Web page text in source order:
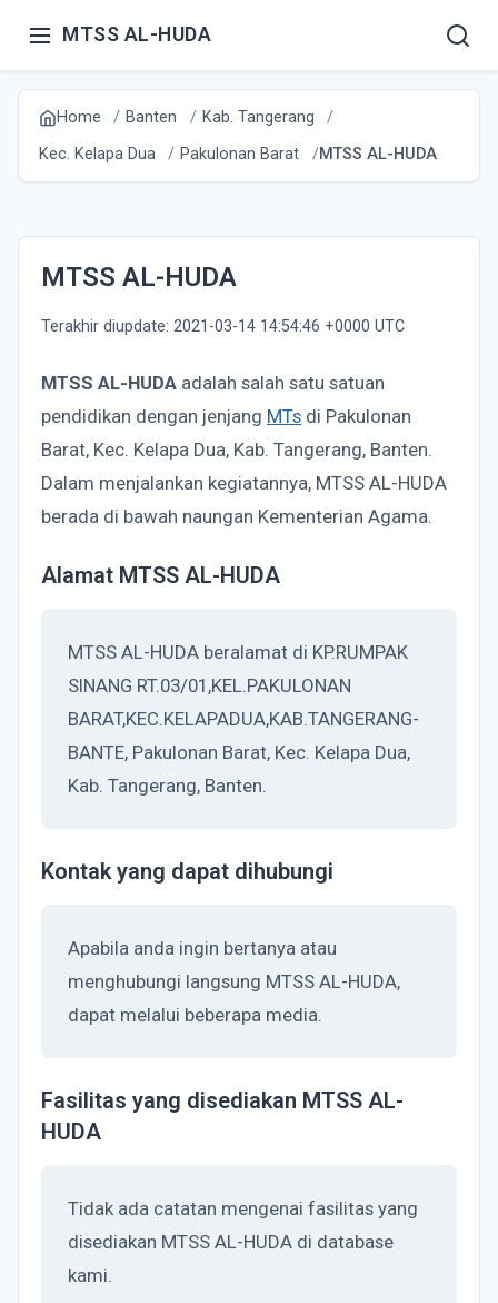
MTSS AL-HUDA
Home Banten
Kab. Tangerang
Kec. Kelapa Dua
Pakulonan Barat MTSS AL-HUDA
MTSS AL-HUDA
Terakhir diupdate: 2021-03-14 14:54:46 +0000 UTC
MTSS AL-HUDA adalah salah satu satuan
pendidikan dengan jenjang MTs di Pakulonan
Barat, Kec. Kelapa Dua, Kab. Tangerang, Banten.
Dalam menjalankan kegiatannya, MTSS AL-HUDA
berada di bawah naungan Kementerian Agama.
Alamat MTSS AL-HUDA
MTSS AL-HUDA beralamat di KP.RUMPAK
SINANG RT.03/01,KEL.PAKULONAN
BARAT,KEC.KELAPADUA,KAB.TANGERANG-
BANTE, Pakulonan Barat, Kec. Kelapa Dua,
Kab. Tangerang, Banten.
Kontak yang dapat dihubungi
Apabila anda ingin bertanya atau
menghubungi langsung MTSS AL-HUDA,
dapat melalui beberapa media.
Fasilitas yang disediakan MTSS AL-
HUDA
Tidak ada catatan mengenai fasilitas yang
disediakan MTSS AL-HUDA di database
kami.